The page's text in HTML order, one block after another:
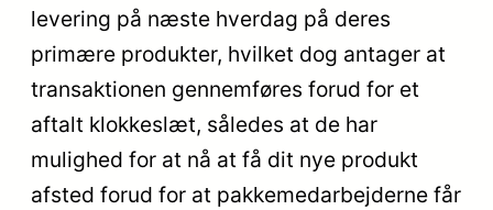
levering på næste hverdag på deres
primære produkter, hvilket dog antager at
transaktionen gennemføres forud for et
aftalt klokkeslæt, således at de har
mulighed for at nå at få dit nye produkt
afsted forud for at pakkemedarbejderne får